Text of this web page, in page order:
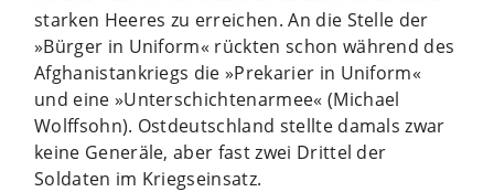
starken Heeres zu erreichen. An die Stelle der
»Bürger in Uniform« rückten schon während des
Afghanistankriegs die »Prekarier in Uniform«
und eine »Unterschichtenarmee« (Michael
Wolffsohn). Ostdeutschland stellte damals zwar
keine Generäle, aber fast zwei Drittel der
Soldaten im Kriegseinsatz.